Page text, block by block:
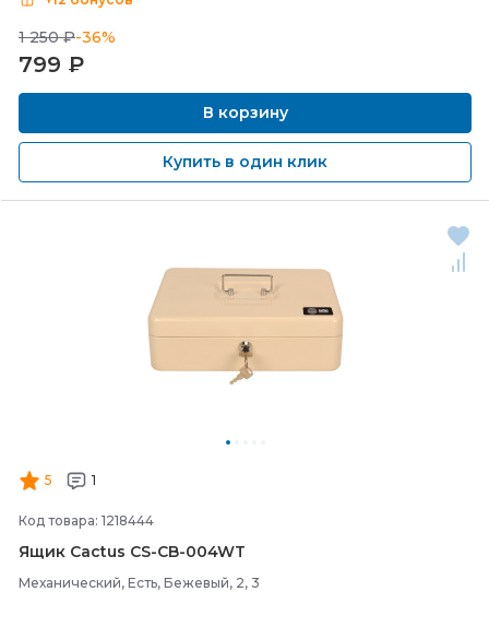
1 250 ₽-36%
799 ₽
В корзину
Купить в один клик
5 1
Код товара: 1218444
Ящик Cactus CS-CB-004WT
Механический, Есть, Бежевый, 2, 3